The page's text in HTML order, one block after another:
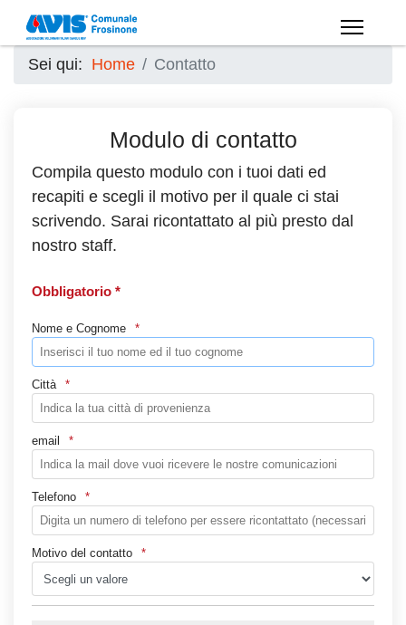
Sei qui: Home Contatto
Modulo di contatto
Compila questo modulo con i tuoi dati ed
recapiti e scegli il motivo per il quale ci stai
scrivendo. Sarai ricontattato al più presto dal
nostro staff.
Obbligatorio *
Nome e Cognome
Città
email
Telefono
Motivo del contatto